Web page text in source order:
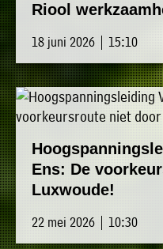
Riool
18 juni 2026 | 15:10
Ens: De
Luxwoude!
22 mei 2026 | 10:30